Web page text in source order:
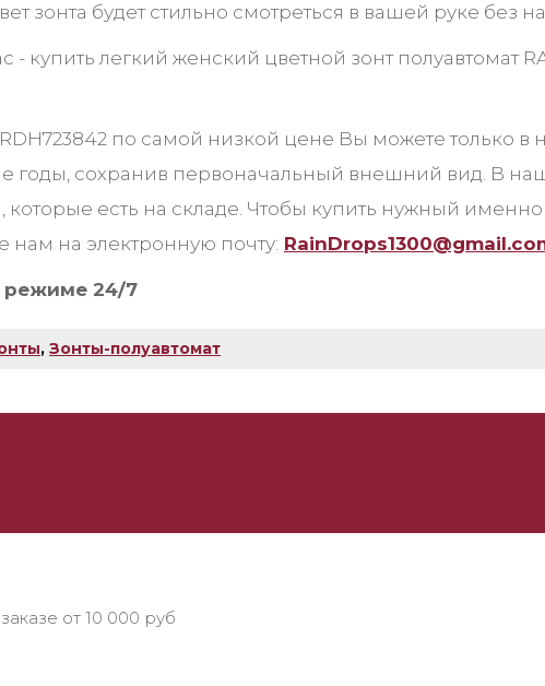
зонта будет стильно смотреться в вашей руке без
купить легкий женский цветной зонт полуавтомат
RDH723842 по самой низкой цене Вы можете
годы, сохранив первоначальный внешний вид. В
которые есть на складе. Чтобы купить нужный
нам на электронную почту:
режиме 24/7
, Зонты-полуавтомат
от 10 000 руб